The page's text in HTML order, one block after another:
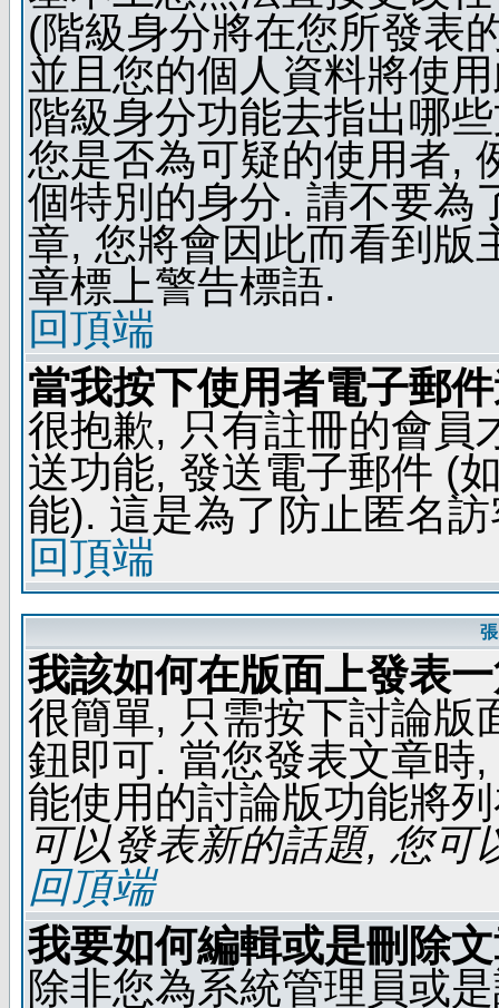
(階級身分將在您所發表
並且您的個人資料將使
階級身分功能去指出哪
您是否為可疑的使用者,
個特別的身分. 請不要為
章, 您將會因此而看到版
章標上警告標語.
回頂端
當我按下使用者電子郵
很抱歉, 只有註冊的會員
送功能, 發送電子郵件 (
能). 這是為了防止匿名
回頂端
我該如何在版面上發表
很簡單, 只需按下討論版
鈕即可. 當您發表文章時
能使用的討論版功能將
可以發表新的話題, 您可
回頂端
我要如何編輯或是刪除
除非您為系統管理員或